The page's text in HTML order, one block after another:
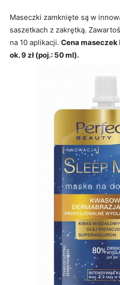
Maseczki zamknięte są w
saszetkach z zakrętką.
na 10 aplikacji. Cena maseczek
ok. 9 zł (poj.: 50 ml).